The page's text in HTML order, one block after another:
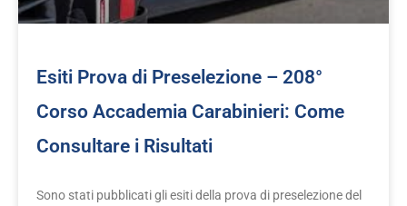
Esiti Prova di Preselezione – 208°
Corso Accademia Carabinieri: Come
Consultare i Risultati
Sono stati pubblicati gli esiti della prova di preselezione del